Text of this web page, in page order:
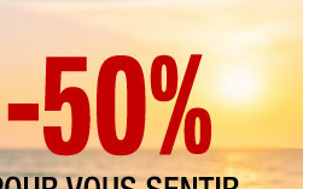
ARCHIVES